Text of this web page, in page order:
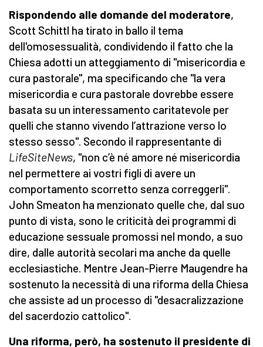
Rispondendo alle domande del moderatore,
Scott Schittl ha tirato in ballo il tema
dell'omosessualità, condividendo il fatto che la
Chiesa adotti un atteggiamento di "misericordia e
cura pastorale", ma specificando che "la vera
misericordia e cura pastorale dovrebbe essere
basata su un interessamento caritatevole per
quelli che stanno vivendo l’attrazione verso lo
stesso sesso". Secondo il rappresentante di
LifeSiteNews, "non c’è né amore né misericordia
nel permettere ai vostri figli di avere un
comportamento scorretto senza correggerli".
John Smeaton ha menzionato quelle che, dal suo
punto di vista, sono le criticità dei programmi di
educazione sessuale promossi nel mondo, a suo
dire, dalle autorità secolari ma anche da quelle
ecclesiastiche. Mentre Jean-Pierre Maugendre ha
sostenuto la necessità di una riforma della Chiesa
che assiste ad un processo di "desacralizzazione
del sacerdozio cattolico".
Una riforma, però, ha sostenuto il presidente di